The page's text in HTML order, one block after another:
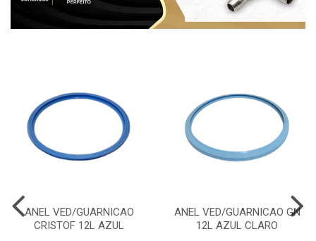
ANEL VED/GUARNICAO
CRISTOF 12L AZUL
ANEL VED/GUARNICAO GN
12L AZUL CLARO